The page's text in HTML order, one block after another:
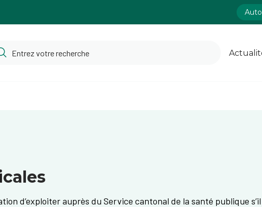
d’exploiter auprès du Service cantonal de la santé publique